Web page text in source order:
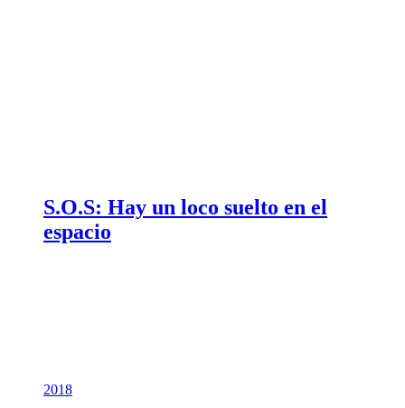
S.O.S: Hay un loco suelto en el
espacio
2018